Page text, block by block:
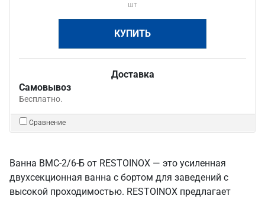
шт
КУПИТЬ
Доставка
Самовывоз
Бесплатно.
Сравнение
Ванна ВМС-2/6-Б от RESTOINOX — это усиленная
двухсекционная ванна с бортом для заведений с
высокой проходимостью. RESTOINOX предлагает